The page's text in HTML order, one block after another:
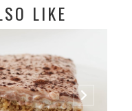
LIKE